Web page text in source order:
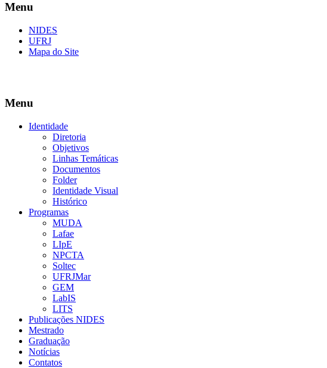
Menu
NIDES
UFRJ
Mapa do Site
Menu
Identidade
Diretoria
Objetivos
Linhas Temáticas
Documentos
Folder
Identidade Visual
Histórico
Programas
MUDA
Lafae
LIpE
NPCTA
Soltec
UFRJMar
GEM
LabIS
LITS
Publicações NIDES
Mestrado
Graduação
Notícias
Contatos